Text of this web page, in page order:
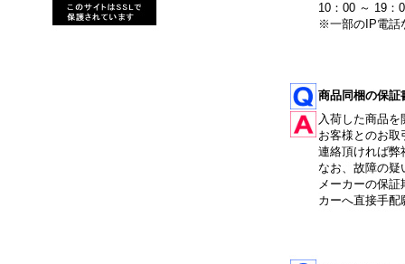
10：00 ～ 19：
※一部のIP電話
商品同梱の保証
入荷した商品
お客様とのお
連絡頂ければ弊
なお、故障の疑
メーカーの保
カーへ直接手配